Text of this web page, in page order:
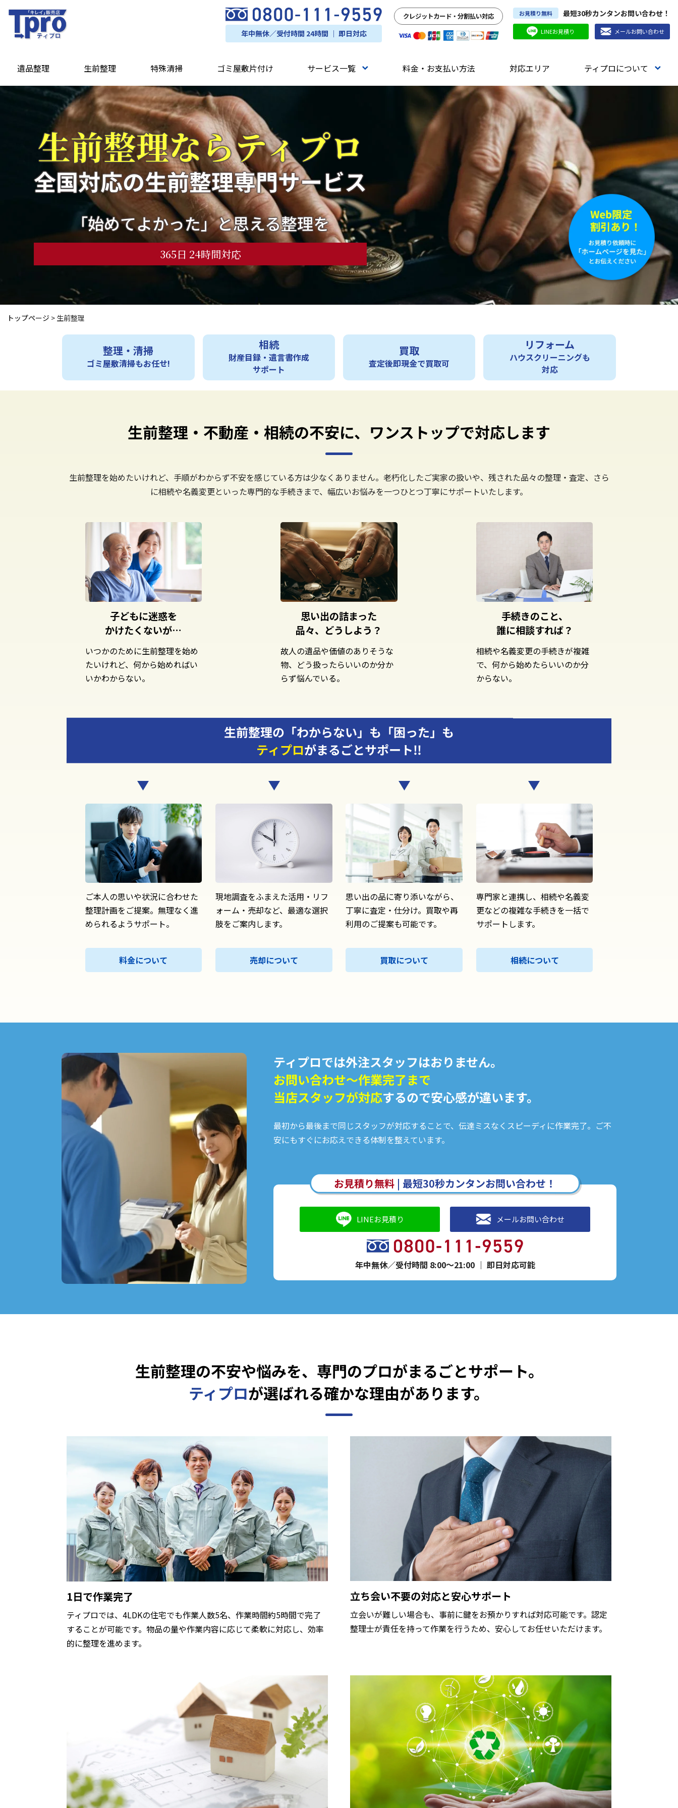
年中無休／受付時間 24時間 ｜ 即日対応
クレジットカード・分割払い対応 お見積り無料 最短30秒カンタンお問い合わせ！
LINEお見積り メールお問い合わせ
遺品整理 生前整理 特殊清掃 ゴミ屋敷片付け サービス一覧 料金・お支払い方法 対応エリア ティプロについて
生前整理ならティプロ
全国対応の生前整理専門サービス
「始めてよかった」と思える整理を
365日 24時間対応
トップページ > 生前整理
整理・清掃
ゴミ屋敷清掃もお任せ!
相続
財産目録・遺言書作成
サポート
買取
査定後即現金で買取可
リフォーム
ハウスクリーニングも
対応
生前整理・不動産・相続の不安に、 ワンストップで対応します
生前整理を始めたいけれど、手順がわからず不安を感じている方は少なくありません。老朽化したご実家の扱いや、残された品々の整理・査定、さら
に相続や名義変更といった専門的な手続きまで、幅広いお悩みを一つひとつ丁寧にサポートいたします。
子どもに迷惑を
かけたくないが…
いつかのために生前整理を始め
たいけれど、何から始めればい
いかわからない。
思い出の詰まった
品々、どうしよう？
故人の遺品や価値のありそうな
物、どう扱ったらいいのか分か
らず悩んでいる。
手続きのこと、
誰に相談すれば？
相続や名義変更の手続きが複雑
で、何から始めたらいいのか分
からない。
生前整理の「わからない」も「困った」も
ティプロがまるごとサポート!!
ご本人の思いや状況に合わせた
整理計画をご提案。無理なく進
められるようサポート。
料金について
現地調査をふまえた活用・リフ
ォーム・売却など、最適な選択
肢をご案内します。
売却について
思い出の品に寄り添いながら、
丁寧に査定・仕分け。買取や再
利用のご提案も可能です。
買取について
専門家と連携し、相続や名義変
更などの複雑な手続きを一括で
サポートします。
相続について
ティプロでは外注スタッフはおりません。
お問い合わせ〜作業完了まで
当店スタッフが対応するので安心感が違います。
最初から最後まで同じスタッフが対応することで、伝達ミスなくスピーディに作業完了。ご不
安にもすぐにお応えできる体制を整えています。
お見積り無料| 最短30秒カンタンお問い合わせ！
LINEお見積り メールお問い合わせ
年中無休／受付時間 8:00～21:00｜ 即日対応可能
生前整理の不安や悩みを、 専門のプロがまるごとサポート。
ティプロが選ばれる確かな理由があります。
1日で作業完了
ティプロでは、4LDKの住宅でも作業人数5名、作業時間約5時間で完了
することが可能です。物品の量や作業内容に応じて柔軟に対応し、効率
的に整理を進めます。
立ち会い不要の対応と安心サポート
立会いが難しい場合も、事前に鍵をお預かりすれば対応可能です。認定
整理士が責任を持って作業を行うため、安心してお任せいただけます。